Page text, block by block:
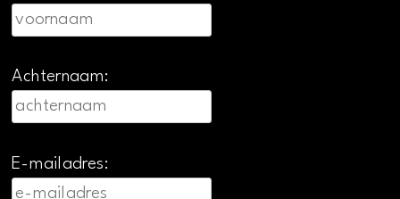
Achternaam:
E-mailadres: